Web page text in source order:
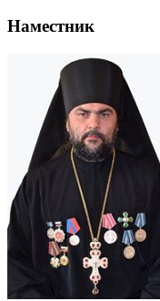
Наместник